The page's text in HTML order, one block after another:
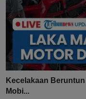
Kecelakaan
Mobi...